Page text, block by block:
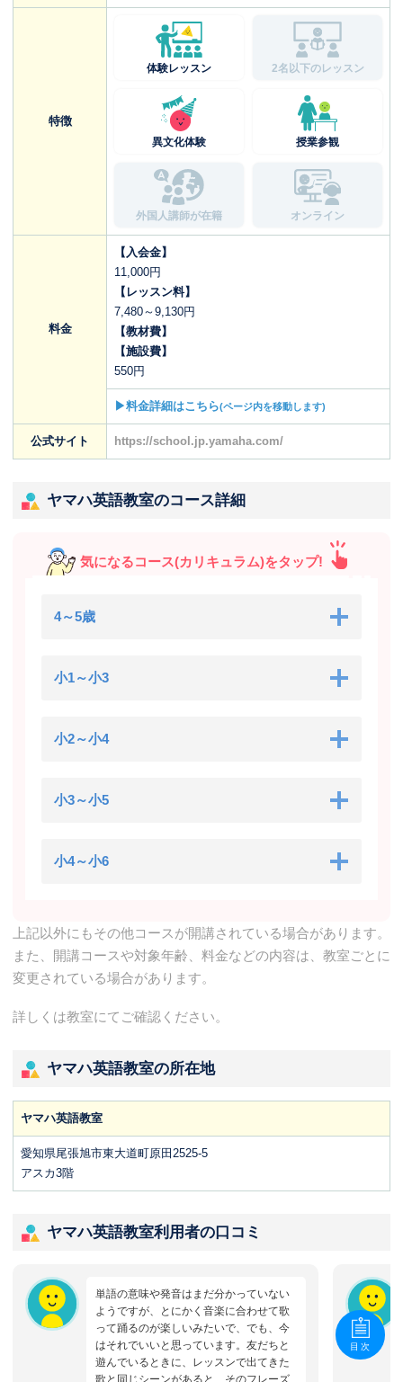
特徴
体験レッスン 2名以下のレッスン
異文化体験 授業参観
外国人講師が在籍 オンライン
料金
【入会金】
11,000円
【レッスン料】
7,480～9,130円
【教材費】
【施設費】
550円
▶料金詳細はこちら(ページ内を移動します)
公式サイト https://school.jp.yamaha.com/
ヤマハ英語教室のコース詳細
気になるコース(カリキュラム)をタップ!
4～5歳
小1～小3
小2～小4
小3～小5
小4～小6
上記以外にもその他コースが開講されている場合があります。
また、開講コースや対象年齢、料金などの内容は、教室ごとに
変更されている場合があります。
詳しくは教室にてご確認ください。
ヤマハ英語教室の所在地
ヤマハ英語教室
愛知県尾張旭市東大道町原田2525-5
アスカ3階
ヤマハ英語教室利用者の口コミ
単語の意味や発音はまだ分かっていない
ようですが、とにかく音楽に合わせて歌
って踊るのが楽しいみたいで、でも、今
はそれでいいと思っています。友だちと
遊んでいるときに、レッスンで出てきた
歌と同じシーンがあると、そのフレーズ
目次